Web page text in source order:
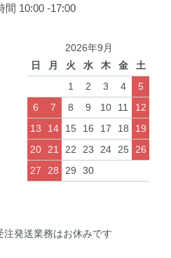
間 10:00 -17:00
2026年9月
日
月 火 水 木 金
土
1
2 3 4
5
6
7 8 9 10 11
12
13
14 15 16 17 18
19
20
21 22 23 24 25
26
27
28 29 30
注発送業務はお休みです